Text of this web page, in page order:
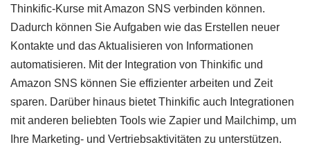
Thinkific-Kurse mit Amazon SNS verbinden können.
Dadurch können Sie Aufgaben wie das Erstellen neuer
Kontakte und das Aktualisieren von Informationen
automatisieren. Mit der Integration von Thinkific und
Amazon SNS können Sie effizienter arbeiten und Zeit
sparen. Darüber hinaus bietet Thinkific auch Integrationen
mit anderen beliebten Tools wie Zapier und Mailchimp, um
Ihre Marketing- und Vertriebsaktivitäten zu unterstützen.